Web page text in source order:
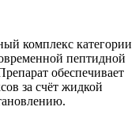
комплекс категории
пептидной
обеспечивает
за счёт жидкой